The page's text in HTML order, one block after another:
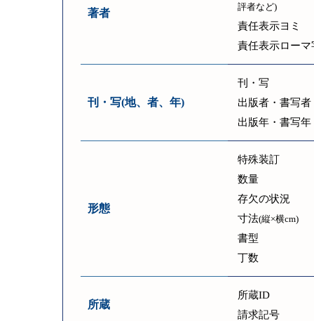
著者
評者など)
責任表示ヨミ
責任表示ローマ
刊・写(地、者、年)
刊・写
出版者・書写者
出版年・書写年
形態
特殊装訂
数量
存欠の状況
寸法(縦×横cm)
書型
丁数
所蔵
所蔵ID
請求記号